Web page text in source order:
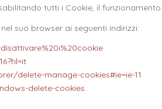
tutti i Cookie, il
suo browser ai seguenti indirizzi:
delete-manage-cookies#ie=ie-11
delete-cookies